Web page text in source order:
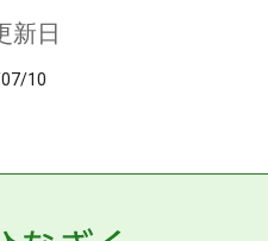
新日
10